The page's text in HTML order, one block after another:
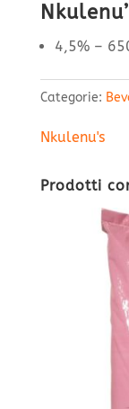
4,5% –
Categorie:
Nkulenu's
Prodotti